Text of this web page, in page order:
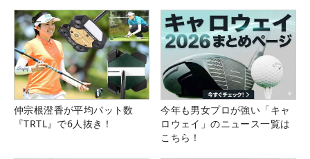
仲宗根澄香が平均パット数
『TRTL』で6人抜き！
今年も男女プロが強い「キャ
ロウェイ」のニュース一覧は
こちら！